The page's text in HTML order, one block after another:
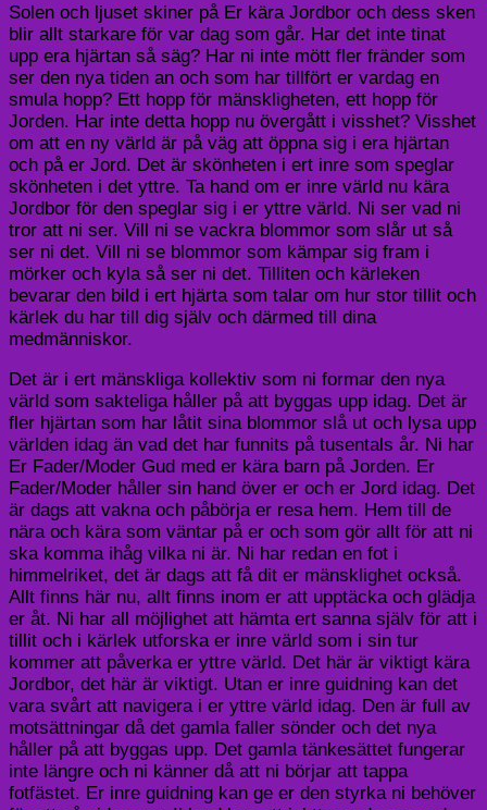
Solen och ljuset skiner på Er kära Jordbor och dess sken
blir allt starkare för var dag som går. Har det inte tinat
upp era hjärtan så säg? Har ni inte mött fler fränder som
ser den nya tiden an och som har tillfört er vardag en
smula hopp? Ett hopp för mänskligheten, ett hopp för
Jorden. Har inte detta hopp nu övergått i visshet? Visshet
om att en ny värld är på väg att öppna sig i era hjärtan
och på er Jord. Det är skönheten i ert inre som speglar
skönheten i det yttre. Ta hand om er inre värld nu kära
Jordbor för den speglar sig i er yttre värld. Ni ser vad ni
tror att ni ser. Vill ni se vackra blommor som slår ut så
ser ni det. Vill ni se blommor som kämpar sig fram i
mörker och kyla så ser ni det. Tilliten och kärleken
bevarar den bild i ert hjärta som talar om hur stor tillit och
kärlek du har till dig själv och därmed till dina
medmänniskor.
Det är i ert mänskliga kollektiv som ni formar den nya
värld som sakteliga håller på att byggas upp idag. Det är
fler hjärtan som har låtit sina blommor slå ut och lysa upp
världen idag än vad det har funnits på tusentals år. Ni har
Er Fader/Moder Gud med er kära barn på Jorden. Er
Fader/Moder håller sin hand över er och er Jord idag. Det
är dags att vakna och påbörja er resa hem. Hem till de
nära och kära som väntar på er och som gör allt för att ni
ska komma ihåg vilka ni är. Ni har redan en fot i
himmelriket, det är dags att få dit er mänsklighet också.
Allt finns här nu, allt finns inom er att upptäcka och glädja
er åt. Ni har all möjlighet att hämta ert sanna själv för att i
tillit och i kärlek utforska er inre värld som i sin tur
kommer att påverka er yttre värld. Det här är viktigt kära
Jordbor, det här är viktigt. Utan er inre guidning kan det
vara svårt att navigera i er yttre värld idag. Den är full av
motsättningar då det gamla faller sönder och det nya
håller på att byggas upp. Det gamla tänkesättet fungerar
inte längre och ni känner då att ni börjar att tappa
fotfästet. Er inre guidning kan ge er den styrka ni behöver